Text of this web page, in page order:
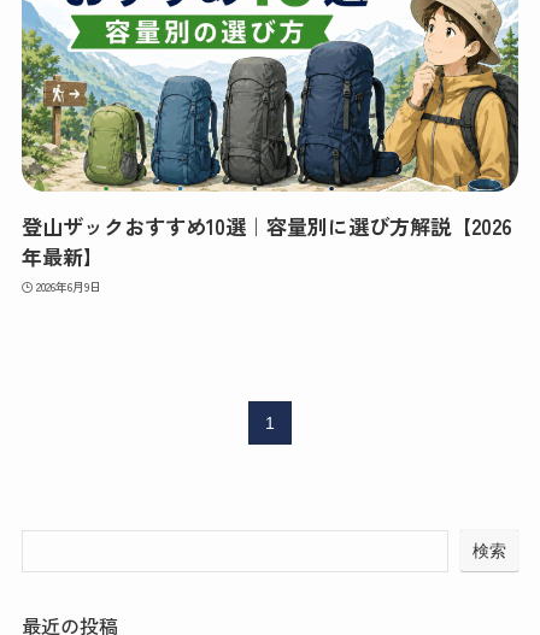
登山ザックおすすめ10選｜容量別に選び方解説【2026
年最新】
2026年6月9日
1
検索
最近の投稿